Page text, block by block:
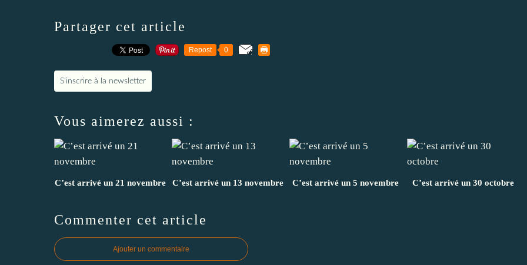
Partager cet article
Repost 0
S'inscrire à la newsletter
Vous aimerez aussi :
C’est arrivé un 21 novembre C’est arrivé un 13 novembre C’est arrivé un 5 novembre C’est arrivé un 30 octobre
Commenter cet article
Ajouter un commentaire